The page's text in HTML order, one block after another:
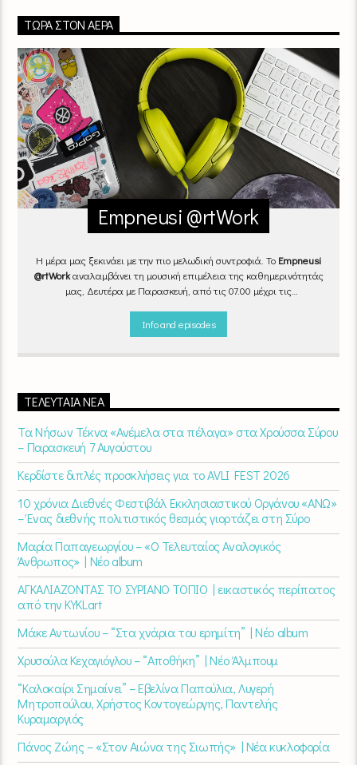
ΤΏΡΑ ΣΤΟΝ ΑΈΡΑ
Empneusi @rtWork
Η μέρα μας ξεκινάει με την πιο μελωδική συντροφιά. Το Empneusi
@rtWorkαναλαμβάνει τη μουσική επιμέλεια της καθημερινότητάς
μας, Δευτέρα με Παρασκευή, από τις 07.00 μέχρι τις
εναλλάσσονται αρμονικά, θυμίζοντάς μας πως δουλειά και
Καθημερινά(Δευτέρα-Παρασκευή)
Info and episodes
ΤΕΛΕΥΤΑΊΑ ΝΈΑ
Τα Νήσων Τέκνα «Ανέμελα στα πέλαγα» στα Χρούσσα Σύρου
– Παρασκευή 7 Αυγούστου
Κερδίστε διπλές προσκλήσεις για το AVLI FEST 2026
10 χρόνια Διεθνές Φεστιβάλ Εκκλησιαστικού Οργάνου «ΑΝΩ»
– Ένας διεθνής πολιτιστικός θεσμός γιορτάζει στη Σύρο​
Μαρία Παπαγεωργίου – «Ο Τελευταίος Αναλογικός
Άνθρωπος» | Νέο album
ΑΓΚΑΛΙΑΖΟΝΤΑΣ ΤΟ ΣΥΡΙΑΝΟ ΤΟΠΙΟ | εικαστικός περίπατος
από την KYKLart
Μάκε Αντωνίου – “Στα χνάρια του ερημίτη” | Νέο album
Χρυσούλα Κεχαγιόγλου – “Αποθήκη” | Νέο Άλμπουμ
“Καλοκαίρι Σημαίνει” – Εβελίνα Παπούλια, Λυγερή
Μητροπούλου, Χρήστος Κοντογεώργης, Παντελής
Κυραμαργιός
Πάνος Ζώης – «Στον Αιώνα της Σιωπής» | Νέα κυκλοφορία